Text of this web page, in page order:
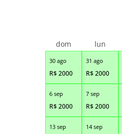
30 ago
R$2000
31 ago
R$2000
6 sep
R$2000
7 sep
R$2000
13 sep 14 sep
dom lun